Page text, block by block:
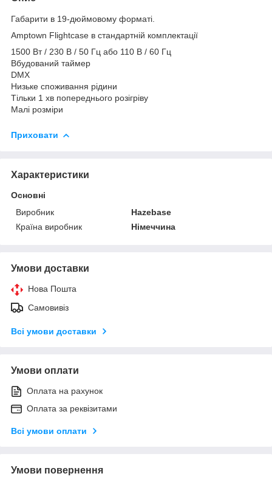
Габарити в 19-дюймовому форматі.
Amptown Flightcase в стандартній комплектації
1500 Вт / 230 В / 50 Гц або 110 В / 60 Гц
Вбудований таймер
DMX
Низьке споживання рідини
Тільки 1 хв попереднього розігріву
Малі розміри
Приховати
Характеристики
Основні
Виробник
Hazebase
Країна виробник
Німеччина
Умови доставки
Нова Пошта
Самовивіз
Всі умови доставки
Умови оплати
Оплата на рахунок
Оплата за реквізитами
Всі умови оплати
Умови повернення